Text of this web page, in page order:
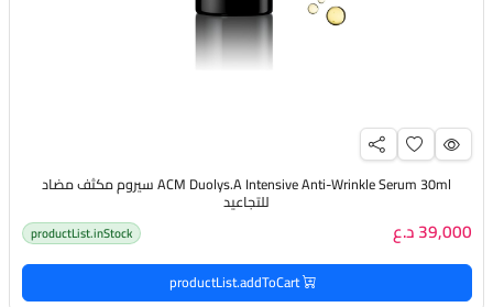
ACM Duolys.A Intensive Anti-Wrinkle Serum 30ml سيروم مكثف مضاد
للتجاعيد
39,000 د.ع productList.inStock
productList.addToCart